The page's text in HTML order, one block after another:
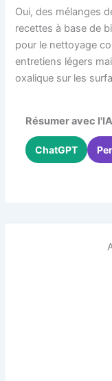
Oui, des mélanges
recettes à base de
pour le nettoyage
entretiens légers
oxalique sur les
Résumer avec
ChatGPT